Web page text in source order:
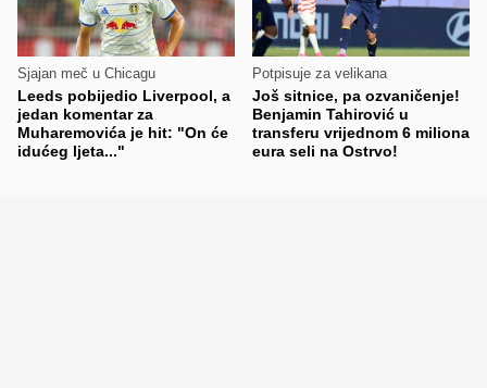
Sjajan meč u Chicagu
Leeds pobijedio Liverpool, a
jedan komentar za
Muharemovića je hit: "On će
idućeg ljeta..."
Potpisuje za velikana
Još sitnice, pa ozvaničenje!
Benjamin Tahirović u
transferu vrijednom 6 miliona
eura seli na Ostrvo!